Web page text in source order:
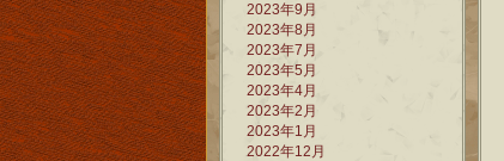
2023年9月
2023年8月
2023年7月
2023年5月
2023年4月
2023年2月
2023年1月
2022年12月